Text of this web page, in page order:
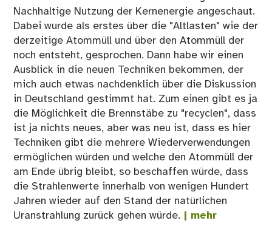
Nachhaltige Nutzung der Kernenergie angeschaut.
Dabei wurde als erstes über die "Altlasten" wie der
derzeitige Atommüll und über den Atommüll der
noch entsteht, gesprochen. Dann habe wir einen
Ausblick in die neuen Techniken bekommen, der
mich auch etwas nachdenklich über die Diskussion
in Deutschland gestimmt hat. Zum einen gibt es ja
die Möglichkeit die Brennstäbe zu "recyclen", dass
ist ja nichts neues, aber was neu ist, dass es hier
Techniken gibt die mehrere Wiederverwendungen
ermöglichen würden und welche den Atommüll der
am Ende übrig bleibt, so beschaffen würde, dass
die Strahlenwerte innerhalb von wenigen Hundert
Jahren wieder auf den Stand der natürlichen
Uranstrahlung zurück gehen würde. | mehr